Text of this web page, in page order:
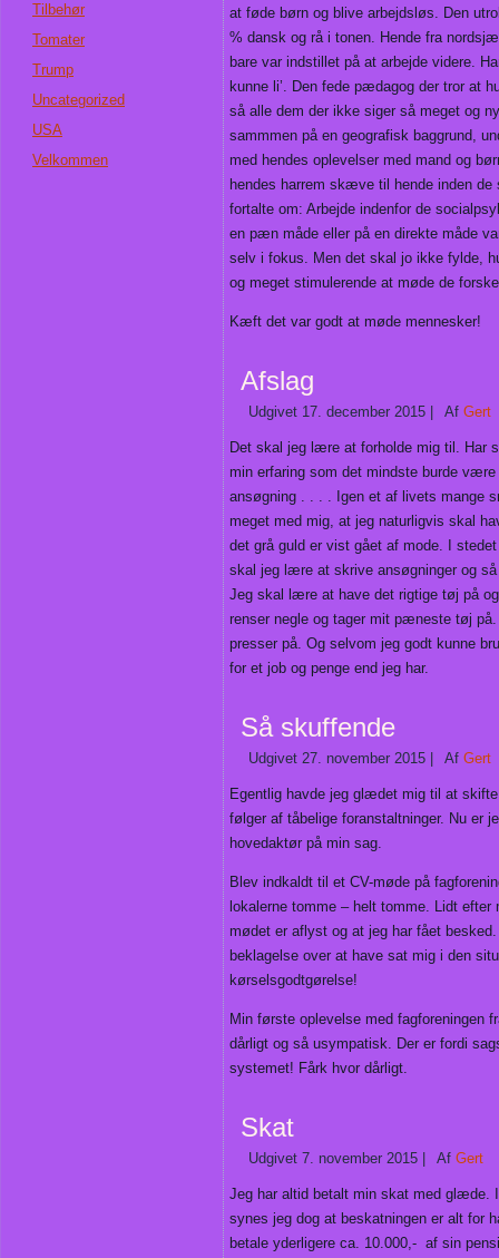
Tilbehør
Tomater
Trump
Uncategorized
USA
Velkommen
at føde børn og blive arbejdsløs. Den
% dansk og rå i tonen. Hende fra
bare var indstillet på at arbejde videre.
kunne li’. Den fede pædagog der tror at
så alle dem der ikke siger så meget og
sammmen på en geografisk baggrund,
med hendes oplevelser med mand og
hendes harrem skæve til hende inden
fortalte om: Arbejde indenfor de
en pæn måde eller på en direkte måde
selv i fokus. Men det skal jo ikke fylde,
og meget stimulerende at møde de
Kæft det var godt at møde mennesker!
Afslag
Udgivet 17. december 2015 Af Gert
Det skal jeg lære at forholde mig til. Har
min erfaring som det mindste burde
ansøgning . . . . Igen et af livets mange
meget med mig, at jeg naturligvis skal
det grå guld er vist gået af mode. I
skal jeg lære at skrive ansøgninger og
Jeg skal lære at have det rigtige tøj på
renser negle og tager mit pæneste tøj
presser på. Og selvom jeg godt kunne
for et job og penge end jeg har.
Så skuffende
Udgivet 27. november 2015 Af Gert
Egentlig havde jeg glædet mig til at
følger af tåbelige foranstaltninger. Nu er
hovedaktør på min sag.
Blev indkaldt til et CV-møde på
lokalerne tomme – helt tomme. Lidt
mødet er aflyst og at jeg har fået
beklagelse over at have sat mig i den
kørselsgodtgørelse!
Min første oplevelse med fagforeningen
dårligt og så usympatisk. Der er fordi
systemet! Fårk hvor dårligt.
Skat
Udgivet 7. november 2015 Af Gert
Jeg har altid betalt min skat med glæde.
synes jeg dog at beskatningen er alt for
betale yderligere ca. 10.000,- af sin